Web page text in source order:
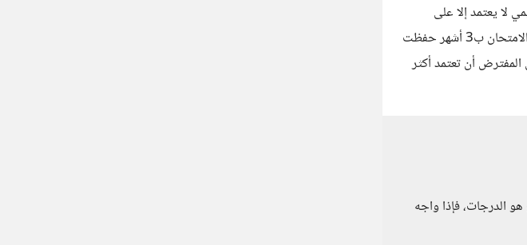
لا يعتمد إلا على
الحفظ، أحفظ، تنجح، وهذا تماماً ما حدث معي في الثانوية العامة لم أدرس طول العام َلكن فقط قبل الامتحان ب3 أشهر حفظت
لي من المفترض أن تعتمد أكثر
الدرجات، فإذا واجه